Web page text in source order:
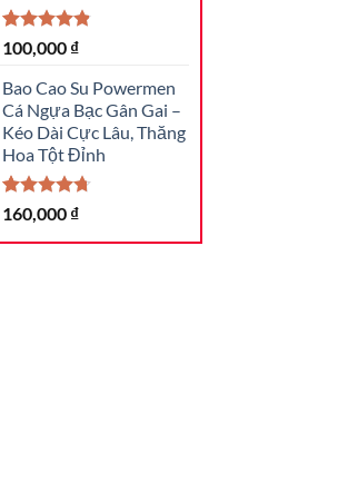
4.82 trên 5
dựa trên
17
đánh giá
100,000 ₫
Bao Cao Su Powermen
Cá Ngựa Bạc Gân Gai –
Kéo Dài Cực Lâu, Thăng
Hoa Tột Đỉnh
4.73 trên 5
dựa trên
15
đánh giá
160,000 ₫